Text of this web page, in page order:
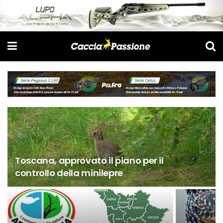
Toscana, approvato il piano per il
controllo della minilepre